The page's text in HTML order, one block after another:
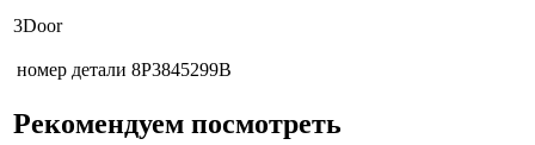
3Door
номер детали 8P3845299B
Рекомендуем посмотреть